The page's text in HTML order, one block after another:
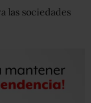
las sociedades